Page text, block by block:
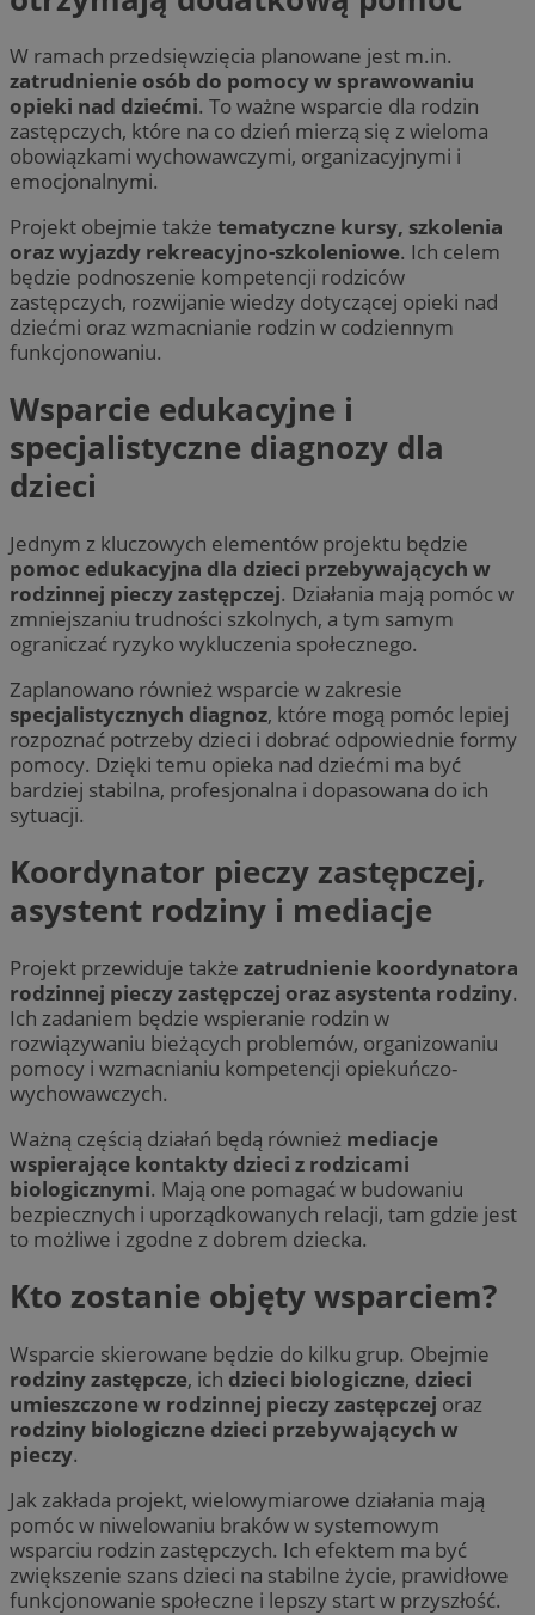
W ramach przedsięwzięcia planowane jest m.in.
zatrudnienie osób do pomocy w sprawowaniu
opieki nad dziećmi. To ważne wsparcie dla rodzin
zastępczych, które na co dzień mierzą się z wieloma
obowiązkami wychowawczymi, organizacyjnymi i
emocjonalnymi.
Projekt obejmie także tematyczne kursy, szkolenia
oraz wyjazdy rekreacyjno-szkoleniowe. Ich celem
będzie podnoszenie kompetencji rodziców
zastępczych, rozwijanie wiedzy dotyczącej opieki nad
dziećmi oraz wzmacnianie rodzin w codziennym
funkcjonowaniu.
Wsparcie edukacyjne i
specjalistyczne diagnozy dla
dzieci
Jednym z kluczowych elementów projektu będzie
pomoc edukacyjna dla dzieci przebywających w
rodzinnej pieczy zastępczej. Działania mają pomóc w
zmniejszaniu trudności szkolnych, a tym samym
ograniczać ryzyko wykluczenia społecznego.
Zaplanowano również wsparcie w zakresie
specjalistycznych diagnoz, które mogą pomóc lepiej
rozpoznać potrzeby dzieci i dobrać odpowiednie formy
pomocy. Dzięki temu opieka nad dziećmi ma być
bardziej stabilna, profesjonalna i dopasowana do ich
sytuacji.
Koordynator pieczy zastępczej,
asystent rodziny i mediacje
Projekt przewiduje także zatrudnienie koordynatora
rodzinnej pieczy zastępczej oraz asystenta rodziny.
Ich zadaniem będzie wspieranie rodzin w
rozwiązywaniu bieżących problemów, organizowaniu
pomocy i wzmacnianiu kompetencji opiekuńczo-
wychowawczych.
Ważną częścią działań będą również mediacje
wspierające kontakty dzieci z rodzicami
biologicznymi. Mają one pomagać w budowaniu
bezpiecznych i uporządkowanych relacji, tam gdzie jest
to możliwe i zgodne z dobrem dziecka.
Kto zostanie objęty wsparciem?
Wsparcie skierowane będzie do kilku grup. Obejmie
rodziny zastępcze, ich dzieci biologiczne, dzieci
umieszczone w rodzinnej pieczy zastępczej oraz
rodziny biologiczne dzieci przebywających w
pieczy.
Jak zakłada projekt, wielowymiarowe działania mają
pomóc w niwelowaniu braków w systemowym
wsparciu rodzin zastępczych. Ich efektem ma być
zwiększenie szans dzieci na stabilne życie, prawidłowe
funkcjonowanie społeczne i lepszy start w przyszłość.